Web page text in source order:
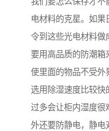
电材料的克星。如果
令到这些光电材料做
要用高品质的防潮箱
使里面的物品不受外
选用除湿速度比较快
过多会让柜内湿度很
外还要防静电，静电